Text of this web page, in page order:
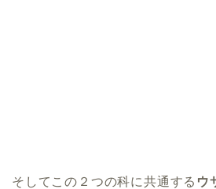
そしてこの２つの科に共通する ウ